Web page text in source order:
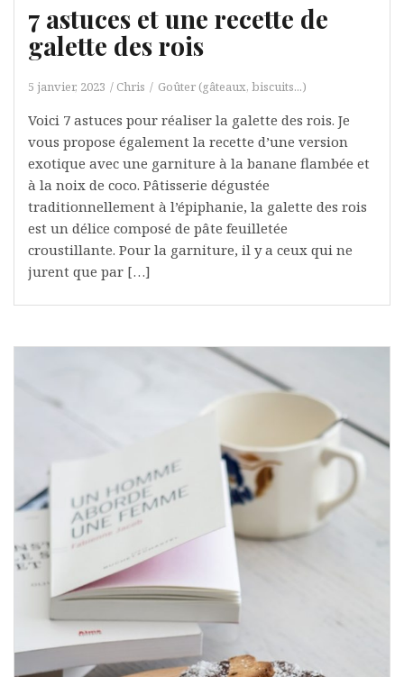
7 astuces et une recette de
galette des rois
5 janvier, 2023 Chris Goûter (gâteaux, biscuits...)
Voici 7 astuces pour réaliser la galette des rois. Je
vous propose également la recette d’une version
exotique avec une garniture à la banane flambée et
à la noix de coco. Pâtisserie dégustée
traditionnellement à l’épiphanie, la galette des rois
est un délice composé de pâte feuilletée
croustillante. Pour la garniture, il y a ceux qui ne
jurent que par […]